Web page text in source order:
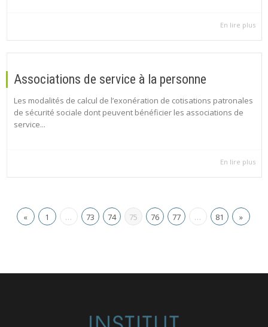
En lire plus
Associations de service à la personne
Les modalités de calcul de l’exonération de cotisations patronales
de sécurité sociale dont peuvent bénéficier les associations de
service...
En lire plus
« 1 … 73 74 75 76 77 … 81 »